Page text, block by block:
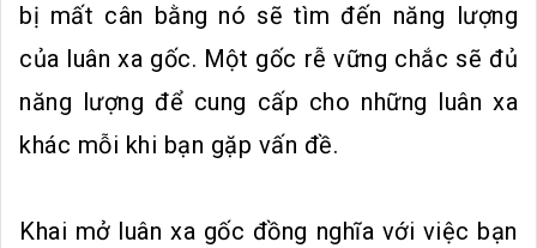
bị mất cân bằng nó sẽ tìm đến năng lượng
của luân xa gốc. Một gốc rễ vững chắc sẽ đủ
năng lượng để cung cấp cho những luân xa
khác mỗi khi bạn gặp vấn đề.
Khai mở luân xa gốc đồng nghĩa với việc bạn